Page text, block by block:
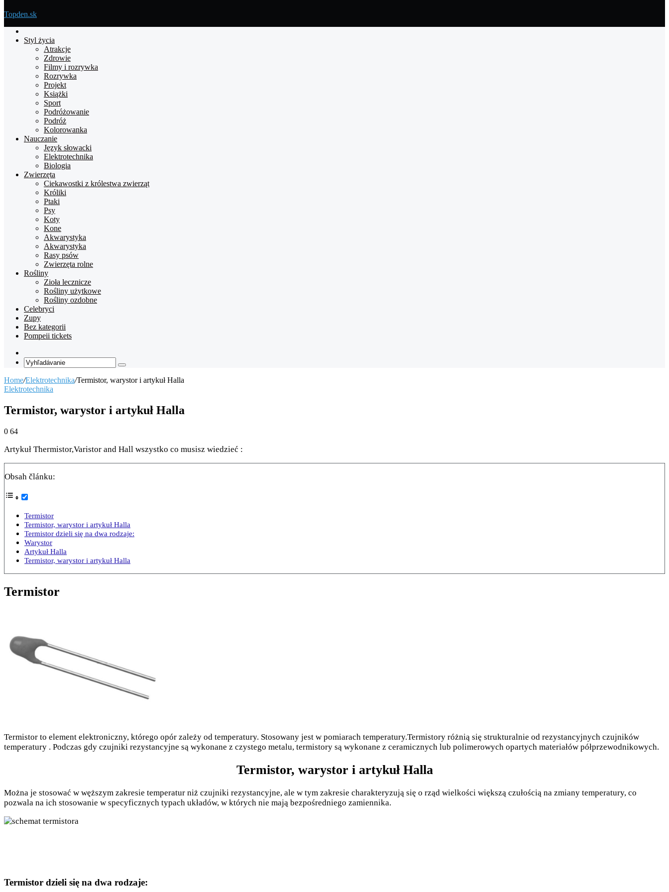
Topden.sk
główna
Styl życia
Atrakcje
Zdrowie
Filmy i rozrywka
Rozrywka
Projekt
Książki
Sport
Podróżowanie
Podróż
Kolorowanka
Nauczanie
Język słowacki
Elektrotechnika
Biologia
Zwierzęta
Ciekawostki z królestwa zwierząt
Króliki
Ptaki
Psy
Koty
Kone
Akwarystyka
Akwarystyka
Rasy psów
Zwierzęta rolne
Rośliny
Zioła lecznicze
Rośliny użytkowe
Rośliny ozdobne
Celebryci
Zupy
Bez kategorii
Pompeii tickets
Article
Vyhľadávanie
Home/Elektrotechnika/Termistor, warystor i artykuł Halla
Elektrotechnika
Termistor, warystor i artykuł Halla
0 64
Artykuł Thermistor,Varistor and Hall wszystko co musisz wiedzieć :
Obsah článku:
Termistor
Termistor, warystor i artykuł Halla
Termistor dzieli się na dwa rodzaje:
Warystor
Artykuł Halla
Termistor, warystor i artykuł Halla
Termistor
Termistor to element elektroniczny, którego opór zależy od temperatury. Stosowany jest w pomiarach temperatury.Termistory różnią się strukturalnie od rezystancyjnych czujników
temperatury . Podczas gdy czujniki rezystancyjne są wykonane z czystego metalu, termistory są wykonane z ceramicznych lub polimerowych opartych materiałów półprzewodnikowych.
Termistor, warystor i artykuł Halla
Można je stosować w węższym zakresie temperatur niż czujniki rezystancyjne, ale w tym zakresie charakteryzują się o rząd wielkości większą czułością na zmiany temperatury, co
pozwala na ich stosowanie w specyficznych typach układów, w których nie mają bezpośredniego zamiennika.
Termistor dzieli się na dwa rodzaje: